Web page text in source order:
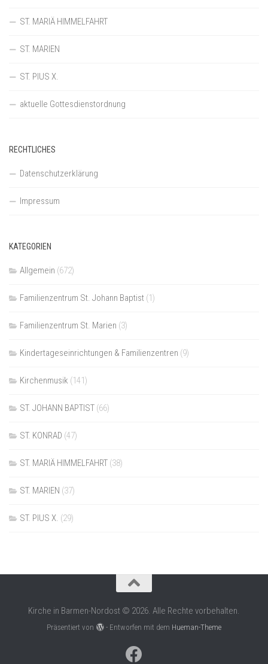
ST. MARIÄ HIMMELFAHRT
ST. MARIEN
ST. PIUS X.
aktuelle Gottesdienstordnung
RECHTLICHES
Datenschutzerklärung
Impressum
KATEGORIEN
Allgemein (672)
Familienzentrum St. Johann Baptist (1)
Familienzentrum St. Marien (3)
Kindertageseinrichtungen & Familienzentren (9)
Kirchenmusik (141)
ST. JOHANN BAPTIST (66)
ST. KONRAD (47)
ST. MARIÄ HIMMELFAHRT (38)
ST. MARIEN (37)
ST. PIUS X. (29)
Kirche in Barmen-Nordost © 2026. Alle Rechte vorbehalten.
Präsentiert von - Entworfen mit dem Hueman-Theme